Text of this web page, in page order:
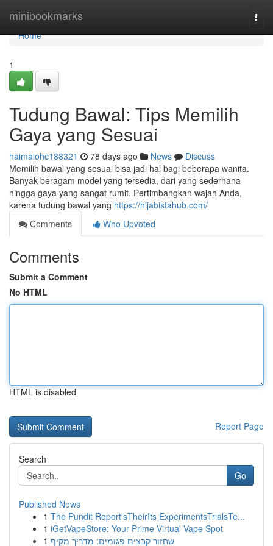
minibookmarks
Home
Home
1
Tudung Bawal: Tips Memilih
Gaya yang Sesuai
haimalohc188321 78 days ago News
Discuss
Memilih bawal yang sesuai bisa jadi hal bagi beberapa wanita.
Banyak beragam model yang tersedia, dari yang sederhana
hingga gaya yang sangat rumit. Pertimbangkan wajah Anda,
karena tudung bawal yang https://hijabistahub.com/
Comments
Who Upvoted
Comments
Submit a Comment
No HTML
HTML is disabled
Report Page
Search
Go
Published News
1 The Pundit Report'sTheirIts ExperimentsTrialsTe...
1 iGetVapeStore: Your Prime Virtual Vape Spot
1 שחזור קבצים פגומים: מדריך מקיף